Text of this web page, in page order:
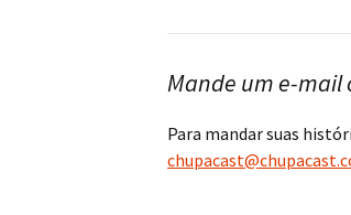
Mande um e-mail
Para mandar suas